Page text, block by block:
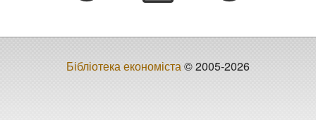
Бібліотека економіста© 2005-2026